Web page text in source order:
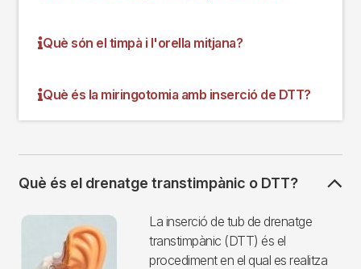
Què són el timpà i l'orella mitjana?
Què és la miringotomia amb inserció de DTT?
Què és el drenatge transtimpànic o DTT?
Imagen
La inserció de tub de drenatge
transtimpànic (DTT) és el
procediment en el qual es realitza